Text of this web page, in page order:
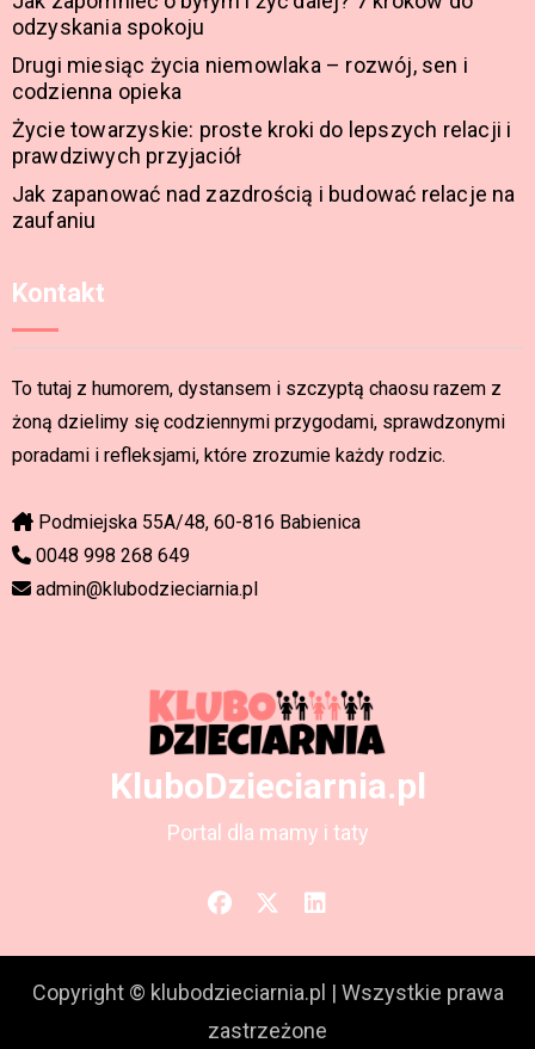
odzyskania spokoju
Drugi miesiąc życia niemowlaka – rozwój, sen i
codzienna opieka
Życie towarzyskie: proste kroki do lepszych relacji i
prawdziwych przyjaciół
Jak zapanować nad zazdrością i budować relacje na
zaufaniu
Kontakt
To tutaj z humorem, dystansem i szczyptą chaosu razem z
żoną dzielimy się codziennymi przygodami, sprawdzonymi
poradami i refleksjami, które zrozumie każdy rodzic.
Podmiejska 55A/48, 60-816 Babienica
0048 998 268 649
admin@klubodzieciarnia.pl
KluboDzieciarnia.pl
Portal dla mamy i taty
Copyright © klubodzieciarnia.pl | Wszystkie prawa
zastrzeżone